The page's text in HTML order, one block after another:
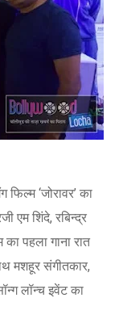
‘जोरावर’ का
एम शिंदे, रबिन्द्र
पहला गाना रात
मशहूर संगीतकार,
लॉन्च इवेंट का